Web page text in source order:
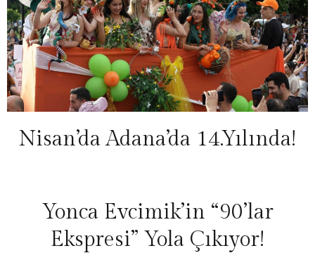
Nisan’da Adana’da 14.Yılında!
Yonca Evcimik’in “90’lar
Ekspresi” Yola Çıkıyor!